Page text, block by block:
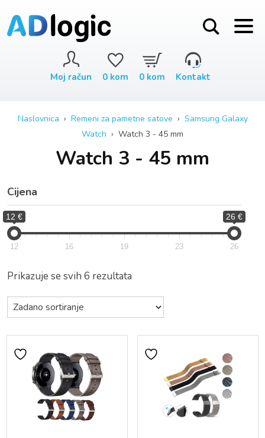
Moj račun 0 kom 0 kom Kontakt
Naslovnica › Remeni za pametne satove › Samsung Galaxy
Watch › Watch 3 - 45 mm
Watch 3 - 45 mm
Cijena
12 € 26 €
12 16 19 23 26
Prikazuje se svih 6 rezultata